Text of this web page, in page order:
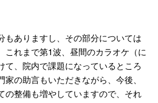
もありますし、その部分については
これまで第1波、昼間のカラオケ（に
て、院内で課題になっているところ
の助言もいただきながら、今後、
の整備も増やしていますので、それ